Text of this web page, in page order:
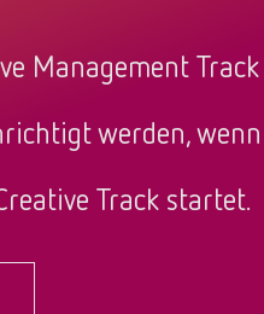
Management Track
werden, wenn
Track startet.